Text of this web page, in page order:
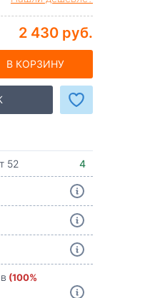
2 430 руб.
В КОРЗИНУ
52
4
(100%